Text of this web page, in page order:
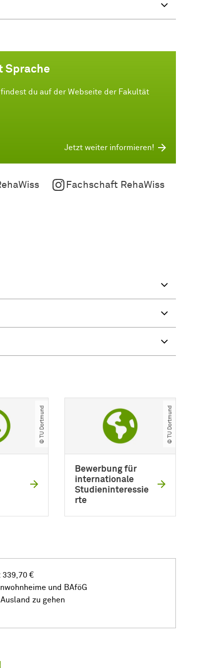
Sprache
du auf der Webseite der Fakultät
Jetzt weiter informieren!
Fachschaft RehaWiss
© TU Dortmund © TU Dortmund
Bewerbung für
internationale
Studieninteressie
rte
339,70 €
und BAföG
zu gehen